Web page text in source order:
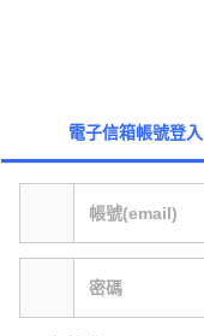
電子信箱帳號登入